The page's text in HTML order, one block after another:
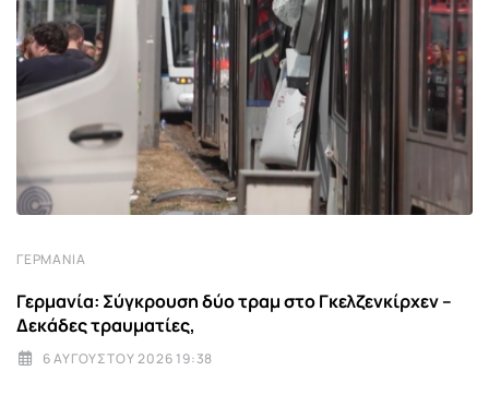
ΓΕΡΜΑΝΊΑ
Γερμανία: Σύγκρουση δύο τραμ στο Γκελζενκίρχεν –
Δεκάδες τραυματίες,
6 ΑΥΓΟΎΣΤΟΥ 2026 19:38